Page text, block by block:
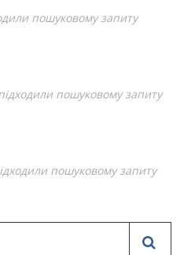
пошуковому запиту
пошуковому запиту
пошуковому запиту